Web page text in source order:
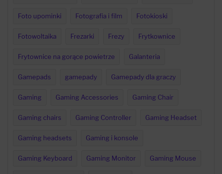
Foto upominki Fotografia i film Fotokioski
Fotowoltaika Frezarki Frezy Frytkownice
Frytownice na gorące powietrze Galanteria
Gamepads gamepady Gamepady dla graczy
Gaming Gaming Accessories Gaming Chair
Gaming chairs Gaming Controller Gaming Headset
Gaming headsets Gaming i konsole
Gaming Keyboard Gaming Monitor Gaming Mouse